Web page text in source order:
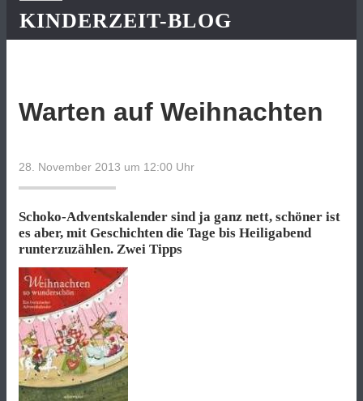
KINDERZEIT-BLOG
Warten auf Weihnachten
28. November 2013 um 12:00 Uhr
Schoko-Adventskalender sind ja ganz nett, schöner ist
es aber, mit Geschichten die Tage bis Heiligabend
runterzuzählen. Zwei Tipps